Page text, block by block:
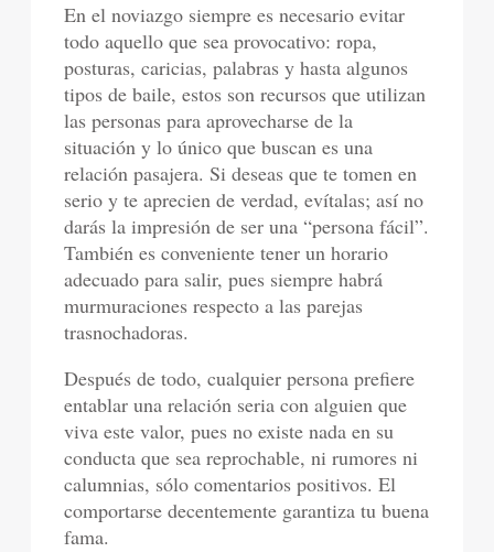
En el noviazgo siempre es necesario evitar
todo aquello que sea provocativo: ropa,
posturas, caricias, palabras y hasta algunos
tipos de baile, estos son recursos que utilizan
las personas para aprovecharse de la
situación y lo único que buscan es una
relación pasajera. Si deseas que te tomen en
serio y te aprecien de verdad, evítalas; así no
darás la impresión de ser una “persona fácil”.
También es conveniente tener un horario
adecuado para salir, pues siempre habrá
murmuraciones respecto a las parejas
trasnochadoras.
Después de todo, cualquier persona prefiere
entablar una relación seria con alguien que
viva este valor, pues no existe nada en su
conducta que sea reprochable, ni rumores ni
calumnias, sólo comentarios positivos. El
comportarse decentemente garantiza tu buena
fama.